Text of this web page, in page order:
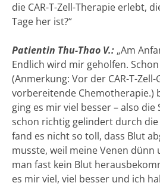
die CAR-T-Zell-Therapie erlebt,
Tage her ist?“
Patientin Thu-Thao V.: „Am
Endlich wird mir geholfen.
(Anmerkung: Vor der CAR-T-
vorbereitende Chemotherapie.)
ging es mir viel besser – also
schon richtig gelindert durch
fand es nicht so toll, dass Blut
musste, weil meine Venen dünn
man fast kein Blut
es mir viel, viel besser und ich